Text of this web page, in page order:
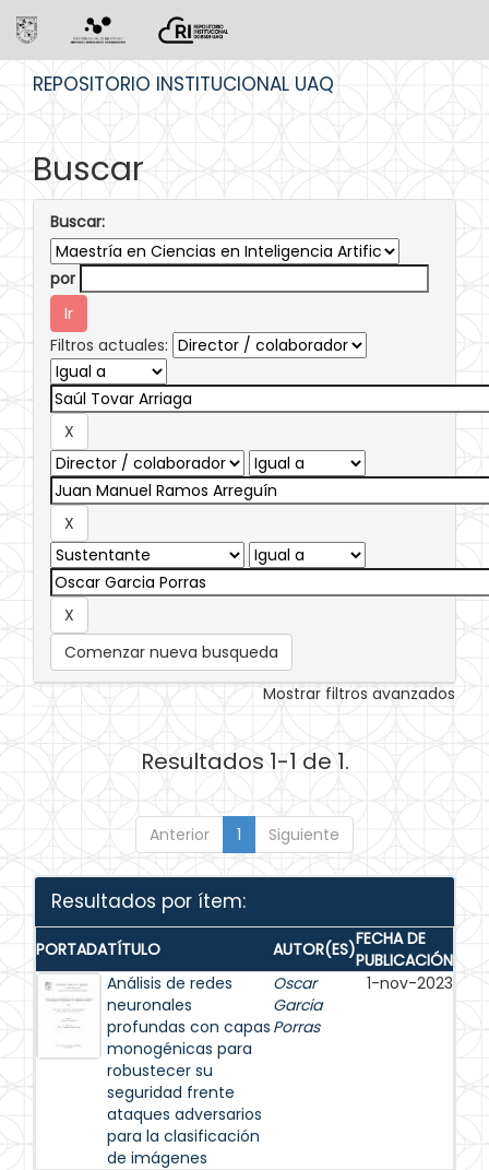
REPOSITORIO INSTITUCIONAL UAQ
Buscar
Buscar:
por
Filtros actuales:
Comenzar nueva busqueda
Mostrar filtros avanzados
Resultados 1-1 de 1.
Anterior 1 Siguiente
Resultados por ítem:
PORTADATÍTULO AUTOR(ES)FECHA DE
PUBLICACIÓN
Análisis de redes
neuronales
profundas con capas
monogénicas para
robustecer su
seguridad frente
ataques adversarios
para la clasificación
de imágenes
Oscar
Garcia
Porras
1-nov-2023